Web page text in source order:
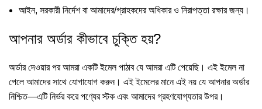
আইন, সরকারী নির্দেশ বা আমাদের/গ্রাহকদের অধিকার ও নিরাপত্তা রক্ষার জন্য।
আপনার অর্ডার কীভাবে চুক্তি হয়?
অর্ডার দেওয়ার পর আমরা একটি ইমেল পাঠাব যে আমরা এটি পেয়েছি। এই ইমেল না
পেলে আমাদের সাথে যোগাযোগ করুন। এই ইমেলের মানে এই নয় যে আপনার অর্ডার
নিশ্চিত—এটি নির্ভর করে পণ্যের স্টক এবং আমাদের গ্রহণযোগ্যতার উপর।